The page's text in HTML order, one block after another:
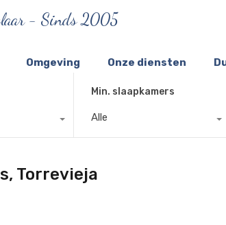
- Sinds 2005
Omgeving Onze diensten
Min. slaapkamers
Alle
Torrevieja